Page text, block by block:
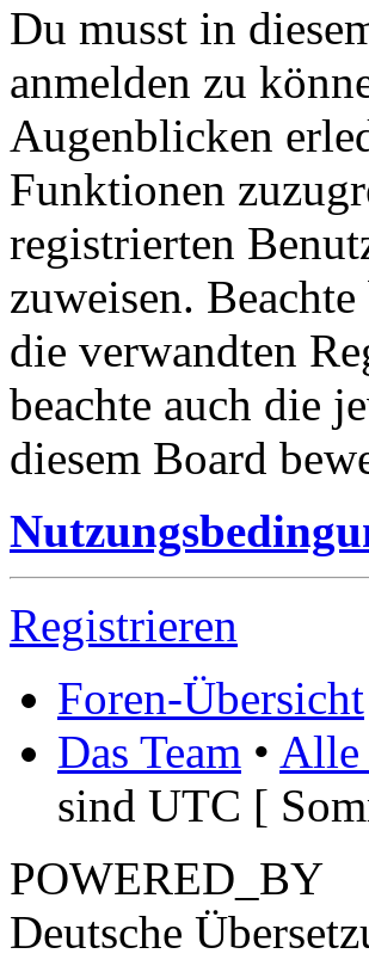
Du musst in
anmelden zu
Augenblicken
Funktionen
registrierten
zuweisen.
die verwandten
beachte auch die
diesem Board
Registrieren
Foren-Übersicht
Das Team • Alle
sind UTC [
POWERED_BY
Deutsche